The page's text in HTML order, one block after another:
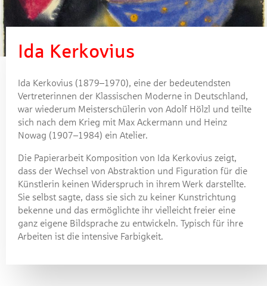
Ida Kerkovius
Ida Kerkovius (1879–1970), eine der bedeutendsten
Vertreterinnen der Klassischen Moderne in Deutschland,
war wiederum Meisterschülerin von Adolf Hölzl und teilte
sich nach dem Krieg mit Max Ackermann und Heinz
Nowag (1907–1984) ein Atelier.
Die Papierarbeit Komposition von Ida Kerkovius zeigt,
dass der Wechsel von Abstraktion und Figuration für die
Künstlerin keinen Widerspruch in ihrem Werk darstellte.
Sie selbst sagte, dass sie sich zu keiner Kunstrichtung
bekenne und das ermöglichte ihr vielleicht freier eine
ganz eigene Bildsprache zu entwickeln. Typisch für ihre
Arbeiten ist die intensive Farbigkeit.
Ida Kerkovius, Kompositionen